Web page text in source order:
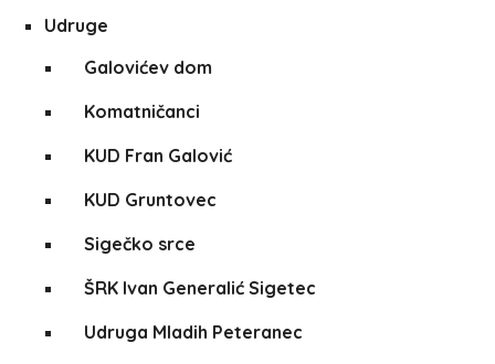
Udruge
Galovićev dom
Komatničanci
KUD Fran Galović
KUD Gruntovec
Sigečko srce
ŠRK Ivan Generalić Sigetec
Udruga Mladih Peteranec